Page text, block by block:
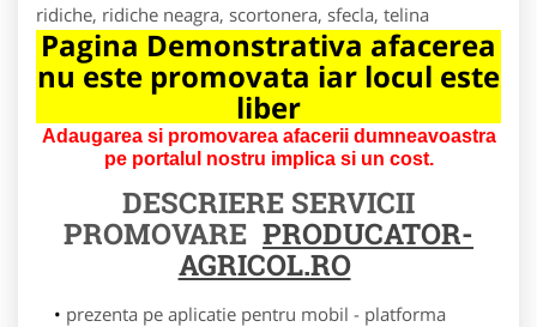
ridiche, ridiche neagra, scortonera, sfecla, telina
Pagina Demonstrativa afacerea
nu este promovata iar locul este
liber
Adaugarea si promovarea afacerii dumneavoastra
pe portalul nostru implica si un cost.
DESCRIERE SERVICII
PROMOVARE PRODUCATOR-
AGRICOL.RO
prezenta pe aplicatie pentru mobil - platforma